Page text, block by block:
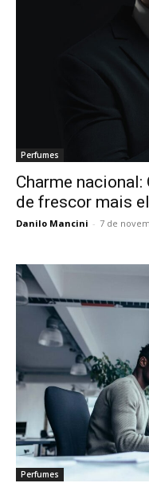
Perfumes
Charme
de frescor mais
Danilo Mancini - 7 de
Perfumes